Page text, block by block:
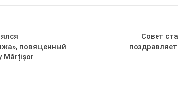
повященный
Mărțișor
Совет